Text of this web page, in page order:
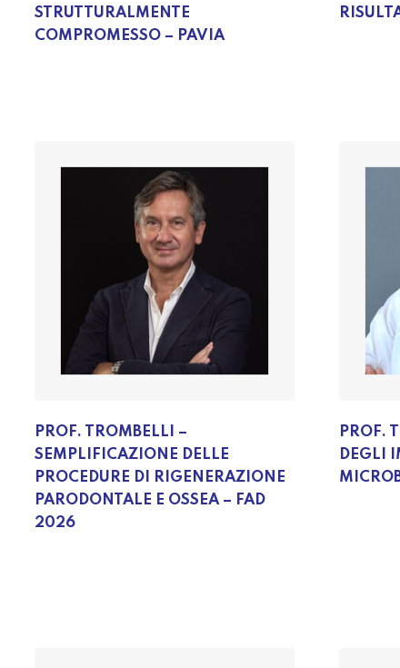
STRUTTURALMENTE
COMPROMESSO – PAVIA
PROF. TROMBELLI –
SEMPLIFICAZIONE DELLE
PROCEDURE DI RIGENERAZIONE
PARODONTALE E OSSEA – FAD
2026
PROF.
DEGLI